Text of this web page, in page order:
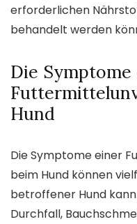
erforderlichen
behandelt werden
Die
Hund
Die Symptome einer
beim Hund können
betroffener Hund
Durchfall,